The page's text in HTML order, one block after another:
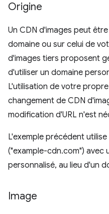
Origine
Un CDN d'images peut
domaine ou sur celui de
d'images tiers proposent
d'utiliser un domaine
L'utilisation de votre
changement de CDN
modification d'URL n'est
L'exemple précédent
("example-cdn.com") avec
personnalisé, au lieu d'un
Image